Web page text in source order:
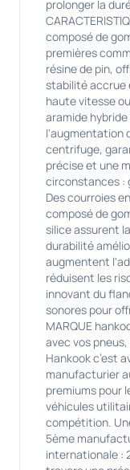
prolonger la
composé de
premières
résine de pin,
stabilité accrue
haute vitesse
aramide
l'augmentation
centrifuge,
précise et une
circonstances :
Des courroies
composé de
silice assurent
durabilité
augmentent
réduisent les
innovant du
sonores pour
MARQUE
avec vos
Hankook c’est
manufacturier
premiums pour
véhicules
compétition.
5ème
internationale :